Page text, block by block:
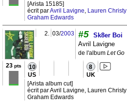
[Arista 15185]
écrit parAvril Lavigne, Lauren Christy
Graham Edwards
2. 03/2003 #5 Sk8er Boi
Avril Lavigne
de l'album Let Go
23 pts 10
US
8
UK
[Arista album cut]
écrit par Avril Lavigne, Lauren Christy
Graham Edwards